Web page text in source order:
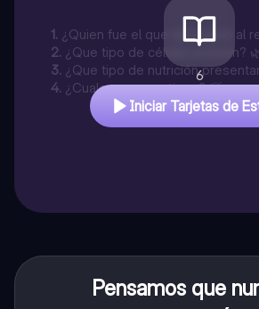
1. ¿Quien fue el que descubrió al
2. ¿Que tipo de células poseen?
3. ¿Que tipo de nutrición
4. ¿Cuales son sus tipos? 🍃
6
Iniciar Tarjetas de
Pensamos que